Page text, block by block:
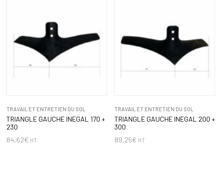
TRAVAIL ET ENTRETIEN DU SOL
TRIANGLE GAUCHE INEGAL 170 +
230
84,62€ HT
TRAVAIL ET ENTRETIEN DU SOL
TRIANGLE GAUCHE INEGAL 200 +
300
89,25€ HT